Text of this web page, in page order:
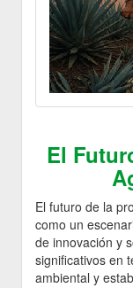
El
El futuro de la
como un
de innovación y
significativos en
ambiental y